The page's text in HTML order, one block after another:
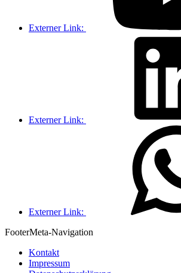
Externer Link:
Externer Link:
Externer Link:
FooterMeta-Navigation
Kontakt
Impressum